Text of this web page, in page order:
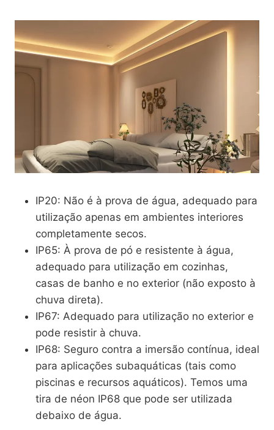
IP20: Não é à prova de água, adequado para
utilização apenas em ambientes interiores
completamente secos.
IP65: À prova de pó e resistente à água,
adequado para utilização em cozinhas,
casas de banho e no exterior (não exposto à
chuva direta).
IP67: Adequado para utilização no exterior e
pode resistir à chuva.
IP68: Seguro contra a imersão contínua, ideal
para aplicações subaquáticas (tais como
piscinas e recursos aquáticos). Temos uma
tira de néon IP68 que pode ser utilizada
debaixo de água.